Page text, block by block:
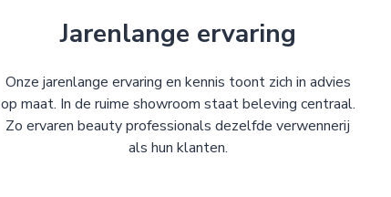
Jarenlange ervaring
Onze jarenlange ervaring en kennis toont zich in advies
op maat. In de ruime showroom staat beleving centraal.
Zo ervaren beauty professionals dezelfde verwennerij
als hun klanten.